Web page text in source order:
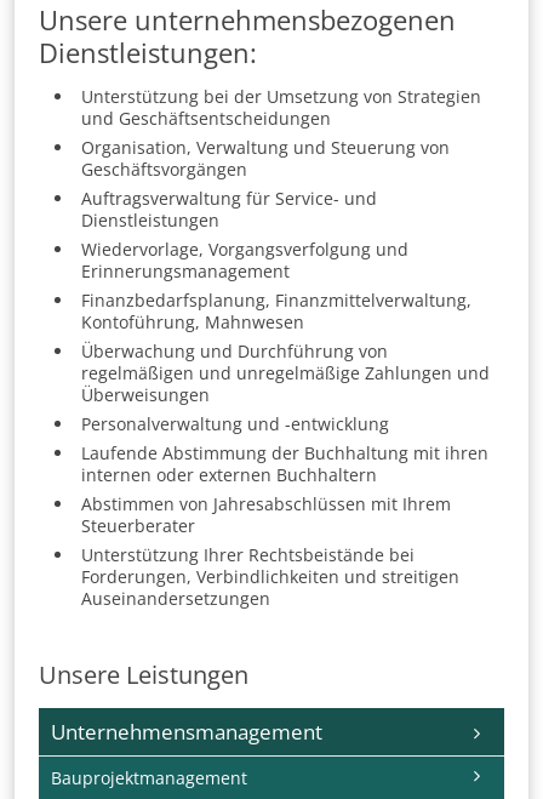
Unsere unternehmensbezogenen
Dienstleistungen:
Unterstützung bei der Umsetzung von Strategien
und Geschäftsentscheidungen
Organisation, Verwaltung und Steuerung von
Geschäftsvorgängen
Auftragsverwaltung für Service- und
Dienstleistungen
Wiedervorlage, Vorgangsverfolgung und
Erinnerungsmanagement
Finanzbedarfsplanung, Finanzmittelverwaltung,
Kontoführung, Mahnwesen
Überwachung und Durchführung von
regelmäßigen und unregelmäßige Zahlungen und
Überweisungen
Personalverwaltung und -entwicklung
Laufende Abstimmung der Buchhaltung mit ihren
internen oder externen Buchhaltern
Abstimmen von Jahresabschlüssen mit Ihrem
Steuerberater
Unterstützung Ihrer Rechtsbeistände bei
Forderungen, Verbindlichkeiten und streitigen
Auseinandersetzungen
Unsere Leistungen
Navigation
überspringen
Unternehmensmanagement
Bauprojektmanagement